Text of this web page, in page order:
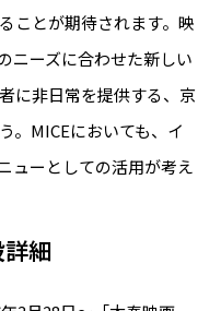
ことが期待されます。映
ニーズに合わせた新しい
に非日常を提供する、京
。MICEにおいても、イ
ューとしての活用が考え
詳細